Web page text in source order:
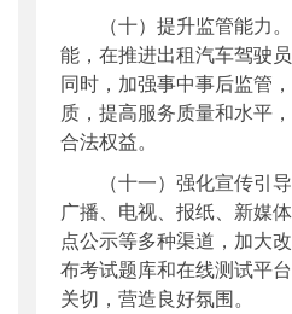
（十）提升监管能力。
能，在推进出租汽车驾驶
同时，加强事中事后监管
质，提高服务质量和水平
合法权益。
（十一）强化宣传引导
广播、电视、报纸、新媒
点公示等多种渠道，加大
布考试题库和在线测试平
关切，营造良好氛围。